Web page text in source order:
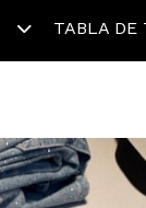
TABLA DE